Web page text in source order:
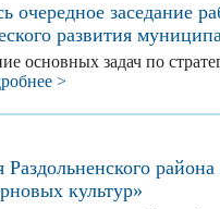
очередное заседание
развития
основных задач по
>
Раздольненского
культур»